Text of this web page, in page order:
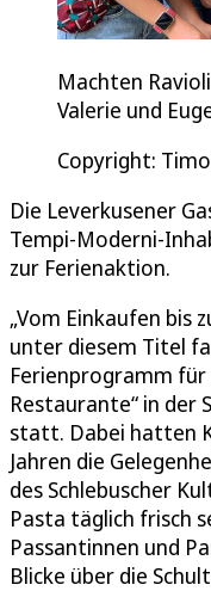
Machten
Valerie und
Copyright:
Die Leverkusener
Tempi-Moderni-
zur Ferienaktion.
„Vom Einkaufen bis
unter diesem Titel
Ferienprogramm für
Restaurante“ in der
statt. Dabei hatten
Jahren die
des Schlebuscher
Pasta täglich frisch
Passantinnen und
Blicke über die